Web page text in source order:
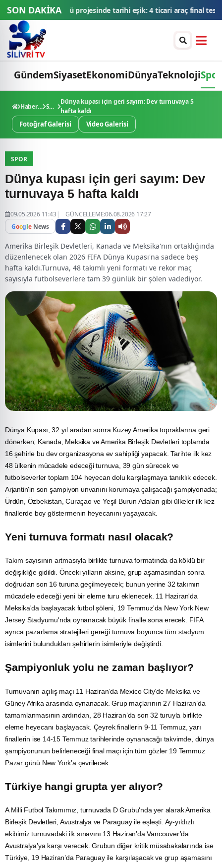
SON DAKİKA
4 ticari araç final testlerindeTMSF, 106 aracı ihaleyle satışa
GündemSiyasetEkonomiDünyaTeknolojiSpor
Haberler Spor
Dünya kupası için geri sayım: Dev turnuvaya 5
hafta kaldı
Fotoğraf Galerisi Video Galerisi
SPOR
Dünya kupası için geri sayım: Dev
turnuvaya 5 hafta kaldı
09.05.2026 11:43
GÜNCELLEME:06.08.2026 17:27
Google News
Amerika Birleşik Devletleri, Kanada ve Meksika'nın ortaklığında
düzenlenecek olan 2026 FIFA Dünya Kupası'na sadece beş
hafta kaldı.Turnuva, 48 takımlı yeni formatı ve rekor maç
sayısıyla futbolseverlere tam 39 günlük bir şölen vadediyor.
Dünya Kupası, 32 yıl aradan sonra Kuzey Amerika topraklarına geri
dönerken; Kanada, Meksika ve Amerika Birleşik Devletleri toplamda
16 şehirle bu dev organizasyona ev sahipliği yapacak. Tarihte ilk kez
48 ülkenin mücadele edeceği turnuva, 39 gün sürecek ve
futbolseverler toplam 104 heyecan dolu karşılaşmaya tanıklık edecek.
Arjantin'in son şampiyon unvanını korumaya çalışacağı şampiyonada;
Ürdün, Özbekistan, Curaçao ve Yeşil Burun Adaları gibi ülkeler ilk kez
finallerde boy göstermenin heyecanını yaşayacak.
Yeni turnuva formatı nasıl olacak?
Takım sayısının artmasıyla birlikte turnuva formatında da köklü bir
değişikliğe gidildi. Önceki yılların aksine, grup aşamasından sonra
doğrudan son 16 turuna geçilmeyecek; bunun yerine 32 takımın
mücadele edeceği yeni bir eleme turu eklenecek. 11 Haziran'da
Meksika'da başlayacak futbol şöleni, 19 Temmuz'da New York New
Jersey Stadyumu'nda oynanacak büyük finalle sona erecek. FIFA
ayrıca pazarlama stratejileri gereği turnuva boyunca tüm stadyum
isimlerini bulundukları şehirlerin isimleriyle değiştirdi.
Şampiyonluk yolu ne zaman başlıyor?
Turnuvanın açılış maçı 11 Haziran’da Mexico City’de Meksika ve
Güney Afrika arasında oynanacak. Grup maçlarının 27 Haziran’da
tamamlanmasının ardından, 28 Haziran’da son 32 turuyla birlikte
eleme heyecanı başlayacak. Çeyrek finallerin 9-11 Temmuz, yarı
finallerin ise 14-15 Temmuz tarihlerinde oynanacağı takvimde, dünya
şampiyonunun belirleneceği final maçı için tüm gözler 19 Temmuz
Pazar günü New York’a çevrilecek.
Türkiye hangi grupta yer alıyor?
A Milli Futbol Takımımız, turnuvada D Grubu'nda yer alarak Amerika
Birleşik Devletleri, Avustralya ve Paraguayile eşleşti. Ay-yıldızlı
ekibimiz turnuvadaki ilk sınavını 13 Haziran’da Vancouver’da
Avustralya’ya karşı verecek. Grubun diğer kritik müsabakalarında ise
Türkiye, 19 Haziran’da Paraguay ile karşılaşacak ve grup aşamasını